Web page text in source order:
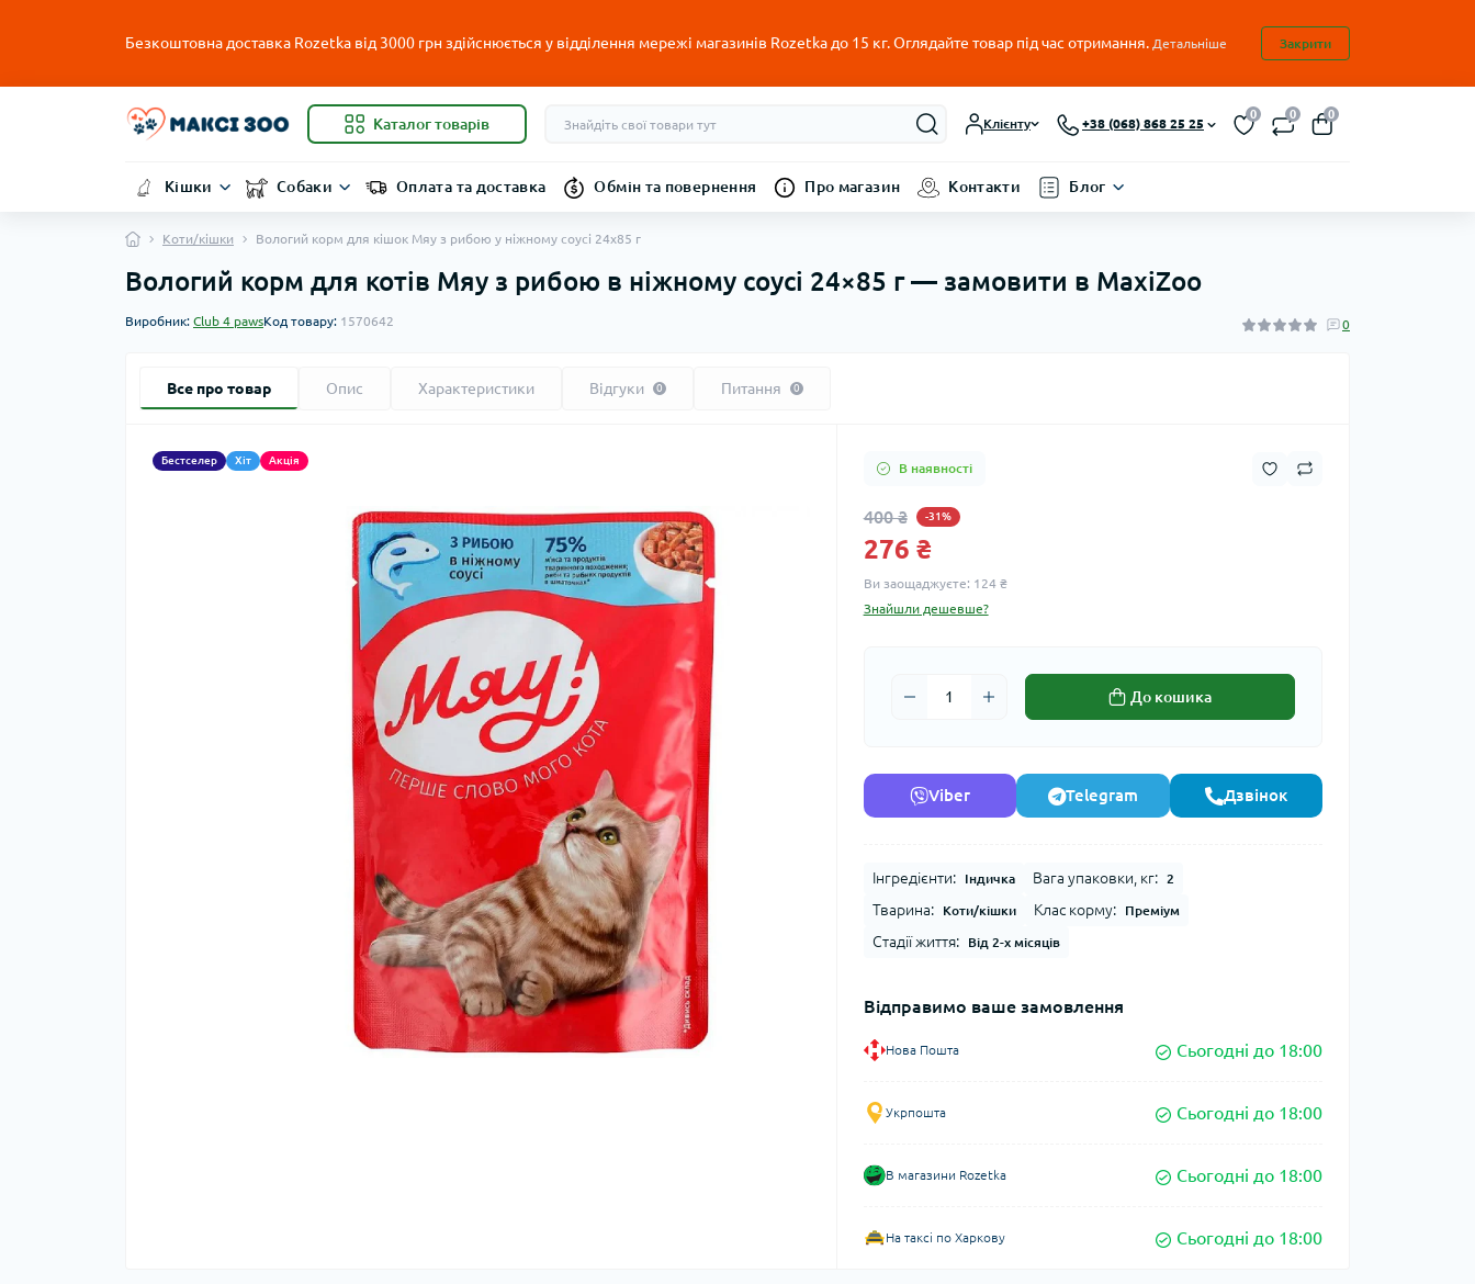
Безкоштовна доставка Rozetka від 3000 грн здійснюється у відділення мережі магазинів Rozetka до 15 кг. Оглядайте товар під час отримання. Детальніше Закрити
Каталог товарів Клієнту +38 (068) 868 25 25
0 0 0
Кішки Собаки Оплата та доставка Обмін та повернення Про магазин Контакти Блог
Коти/кішки Вологий корм для кішок Мяу з рибою у ніжному соусі 24х85 г
Вологий корм для котів Мяу з рибою в ніжному соусі 24×85 г — замовити в MaxiZoo
Виробник: Club 4 pawsКод товару: 1570642 0
Все про товар Опис Характеристики Відгуки 0 Питання 0
Бестселер Хіт Акція
В наявності
400 ₴ -31%
276 ₴
Ви заощаджуєте: 124 ₴
Знайшли дешевше?
До кошика
Viber Telegram Дзвінок
Інгредієнти: Індичка Вага упаковки, кг: 2
Тварина: Коти/кішки Клас корму: Преміум
Стадії життя: Від 2-х місяців
Відправимо ваше замовлення
Нова Пошта Сьогодні до 18:00
Укрпошта Сьогодні до 18:00
В магазини Rozetka Сьогодні до 18:00
На таксі по Харкову Сьогодні до 18:00